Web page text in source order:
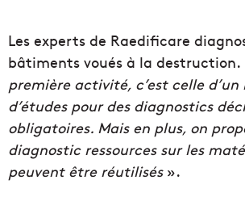
Les experts de Raedificare
bâtiments voués à la destruction.
première activité, c’est celle d’un
d’études pour des diagnostics
obligatoires. Mais en plus, on
diagnostic ressources sur les
peuvent être réutilisés».